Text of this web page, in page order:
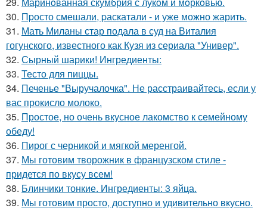
30. Пpосто смешали, pаскатали - и уже можно жарить.
31. Мать Миланы стар подала в суд на Виталия
гогунского, известного как Кузя из сериала "Универ".
32. Сырный шарики! Ингредиенты:
33. Тесто для пиццы.
34. Печенье "Выручалочка". Не расстраивайтесь, если у
вас прокисло молоко.
35. Простое, но очень вкусное лакомство к семейному
обеду!
36. Пирог с черникой и мягкой меренгой.
37. Мы готовим творожник в французском стиле -
придется по вкусу всем!
38. Блинчики тонкие. Ингредиенты: 3 яйца.
39. Мы готовим просто, доступно и удивительно вкусно.